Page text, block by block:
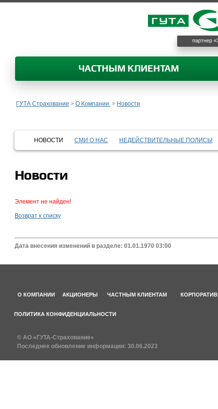
партнер
ЧАСТНЫМ КЛИЕНТАМ
ГУТА Страхование > О Компании > Новости
НОВОСТИ СМИ О НАС НЕДЕЙСТВИТЕЛЬНЫЕ ПОЛИСЫ
Новости
Элемент не найден!
Возврат к списку
Дата внесения изменений в разделе: 01.01.1970 03:00
О КОМПАНИИ АКЦИОНЕРЫ ЧАСТНЫМ КЛИЕНТАМ
ПОЛИТИКА КОНФИДЕНЦИАЛЬНОСТИ
© АО «ГУТА-Страхование»
Последнее обновление информации: 30.06.2023